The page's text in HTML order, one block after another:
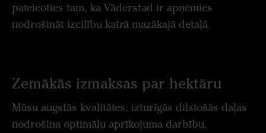
pateicoties tam, ka Väderstad ir apņēmies
nodrošināt izcilību katrā mazākajā detaļā.
Zemākās izmaksas par hektāru
Mūsu augstās kvalitātes, izturīgās dilstošās daļas
nodrošina optimālu aprīkojuma darbību,